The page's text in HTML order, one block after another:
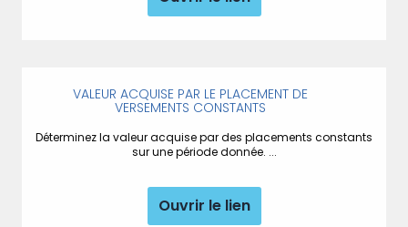
VALEUR ACQUISE PAR LE PLACEMENT DE
VERSEMENTS CONSTANTS
Déterminez la valeur acquise par des placements constants
sur une période donnée. ...
Ouvrir le lien